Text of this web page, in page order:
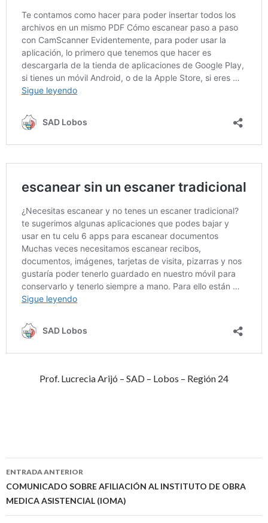
Prof. Lucrecia Arijó – SAD – Lobos – Región 24
Navegación
de
entradas
ENTRADA ANTERIOR
COMUNICADO SOBRE AFILIACIÓN AL INSTITUTO DE OBRA
MEDICA ASISTENCIAL (IOMA)